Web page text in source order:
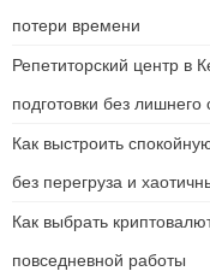
потери времени
Репетиторский центр в
подготовки без лишнего
Как выстроить
без перегруза и
Как выбрать
повседневной работы